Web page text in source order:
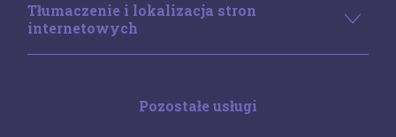
Tłumaczenie i lokalizacja stron
internetowych
Pozostałe usługi